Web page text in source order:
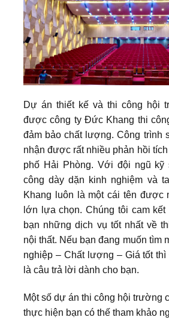
Dự án thiết kế và thi công hội
được công ty Đức Khang thi
đảm bảo chất lượng. Công trình
nhận được rất nhiều phản hồi
phố Hải Phòng. Với đội ngũ kỹ
công dày dặn kinh nghiệm và
Khang luôn là một cái tên được
lớn lựa chọn. Chúng tôi cam
bạn những dịch vụ tốt nhất về
nội thất. Nếu bạn đang muốn tìm
nghiệp – Chất lượng – Giá tốt
là câu trả lời dành cho bạn.
Một số dự án thi công hội trường
thực hiện bạn có thế tham khảo